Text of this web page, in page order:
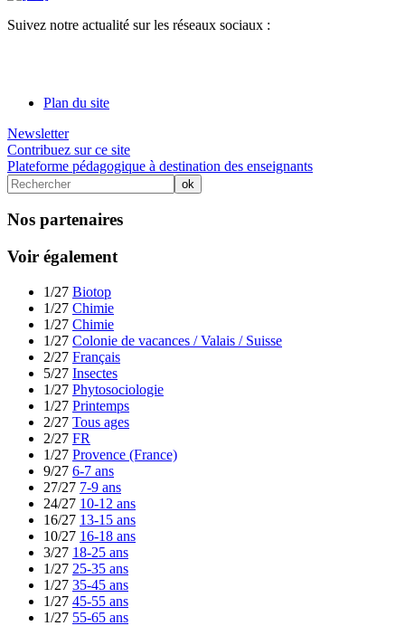
Suivez notre actualité sur les réseaux sociaux :
Plan du site
Newsletter
Contribuez sur ce site
Plateforme pédagogique à destination des enseignants
Nos partenaires
Voir également
1/27 Biotop
1/27 Chimie
1/27 Chimie
1/27 Colonie de vacances / Valais / Suisse
2/27 Français
5/27 Insectes
1/27 Phytosociologie
1/27 Printemps
2/27 Tous ages
2/27 FR
1/27 Provence (France)
9/27 6-7 ans
27/27 7-9 ans
24/27 10-12 ans
16/27 13-15 ans
10/27 16-18 ans
3/27 18-25 ans
1/27 25-35 ans
1/27 35-45 ans
1/27 45-55 ans
1/27 55-65 ans